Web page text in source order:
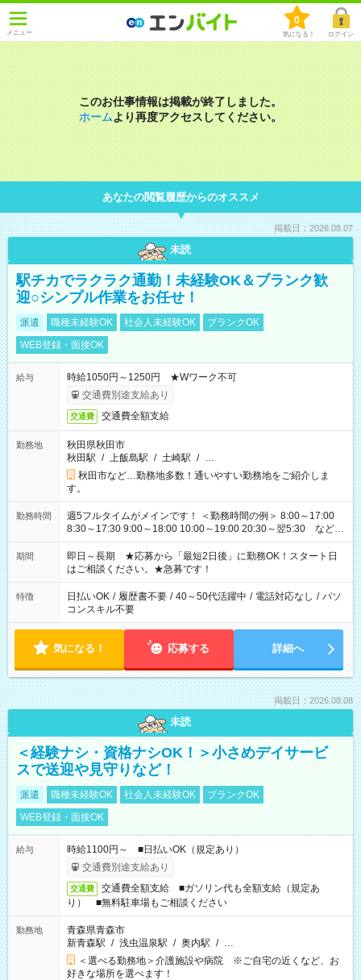
メニュー
0
気になる！ ログイン
このお仕事情報は掲載が終了しました。
ホームより再度アクセスしてください。
あなたの閲覧履歴からのオススメ
掲載日：2026.08.07
未読
駅チカでラクラク通勤！未経験OK＆ブランク歓
迎○シンプル作業をお任せ！
派遣 職種未経験OK 社会人未経験OK
ブランクOK
WEB登録・面接OK
給与
時給1050円～1250円 ★Wワーク不可
交通費別途支給あり
交通費 交通費全額支給
勤務地
秋田県秋田市
秋田駅 / 上飯島駅 / 土崎駅 / …
秋田市など…勤務地多数！通いやすい勤務地をご紹介しま
す。
勤務時間
週5フルタイムがメインです！ ＜勤務時間の例＞ 8:00～17:00
8:30～17:30 9:00～18:00 10:00～19:00 20:30～翌5:30 など ★
その他にも勤務時間多数！ 日勤のみ、残業なし、交替制など
ご希望を教えてください！
期間
即日～長期 ★応募から「最短2日後」に勤務OK！スタート日
はご相談ください。★急募です！
特徴 日払いOK / 履歴書不要 / 40～50代活躍中 / 電話対応なし / パソ
コンスキル不要
気になる！ 応募する 詳細へ
掲載日：2026.08.08
未読
＜経験ナシ・資格ナシOK！＞小さめデイサービ
スで送迎や見守りなど！
派遣 職種未経験OK 社会人未経験OK
ブランクOK
WEB登録・面接OK
給与
時給1100円～ ■日払いOK（規定あり）
交通費別途支給あり
交通費
交通費全額支給 ■ガソリン代も全額支給（規定あ
り） ■無料駐車場もご相談ください
勤務地
青森県青森市
新青森駅 / 浅虫温泉駅 / 奥内駅 / …
＜選べる勤務地＞介護施設や病院 ※ご自宅の近くなど、お
好きな場所を選べます！